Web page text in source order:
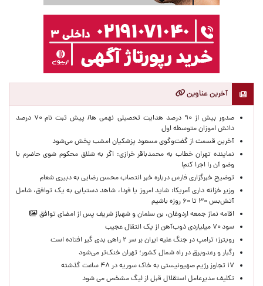
آخرین عناوین
صدور بیش از ۹۰ درصد هدایت تحصیلی نهمی ها/ پیش ثبت نام ۷۰ درصد
دانش اموزان متوسطه اول
آخرین قسمت از گفت‌وگوی مسعود پزشکیان امشب پخش می‌شود
نماینده تهران خطاب به محمدباقر خرازی: اگر به شلاق محکوم شوی حاضرم با
وضو آن را اجرا کنم!
توضیح خبرگزاری فارس درباره خبر انتصاب محسن رضایی به دبیری شعام
وزیر خزانه داری آمریکا: شاید امروز یا فردا، شاهد دستیابی به یک توافق، شامل
آتش‌بس ۳۰ تا ۶۰ روزه باشیم
اقامه نماز جمعه اردوغان، بن ‌سلمان و شهباز شریف پس از امضای توافق
سود ۷۰ میلیاردی ذوب‌آهن از یک انتقال عجیب
رویترز: ترامپ در جنگ علیه ایران بر سر ۲ راهی بدی گیر افتاده است
رگبار و رعدوبرق در راه شمال کشور؛ تهران خنک‌تر می‌شود
۱۷ تجاوز رژیم صهیونیستی به خاک سوریه در ۴۸ ساعت گذشته
تکلیف مدیرعامل استقلال قبل از لیگ مشخص می شود